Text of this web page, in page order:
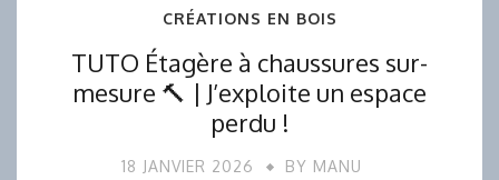
CRÉATIONS EN BOIS
TUTO Étagère à chaussures sur-
mesure 🔨 | J’exploite un espace
perdu !
18 JANVIER 2026 BY MANU